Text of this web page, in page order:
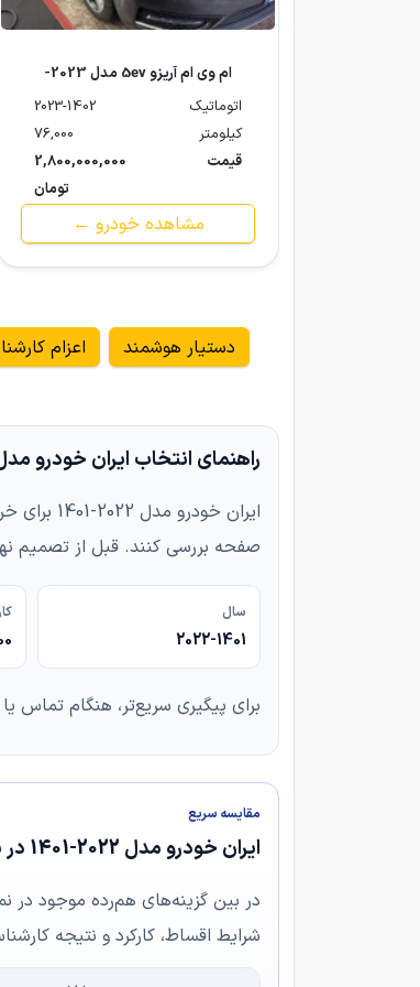
ام وی ام آریزو 5ev مدل 2023-
اتوماتیک
2023-1402
کیلومتر
76,000
قیمت
2,800,000,000
تومان
مشاهده خودرو ←
دستیار هوشمند اعزام
راهنمای انتخاب ایران خودرو مدل 2022-
ایران
صفحه بررسی کنند. قبل از تصمیم
سال
2022-1401
برای پیگیری سریع‌تر، هنگام تماس
مقایسه سریع
ایران خودرو مدل 2022-1401 در برابر ام وی ام آریزو 5ev مدل 2022-1401
در بین گزینه‌های هم‌رده موجود در
شرایط اقساط، کارکرد و نتیجه